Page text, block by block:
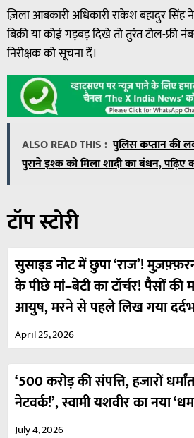
ज़िला आबकारी अधिकारी राकेश बहादुर
बिक्री या कोई गड़बड़ दिखे तो तुरंत टोल-फ्री
निरीक्षक को सूचना दें।
ALSO READ THIS : पुलिस कप्तान की
पुराने इश्क को मिला शादी का बंधन, पढ़िए
टॉप स्टोरी
सुसाइड नोट में छुपा ‘राज’!
के पीछे मां–बेटी का टॉर्चर! पैसों की
आयुष, मरने से पहले लिख गया
April 25, 2026
‘500 करोड़ की संपत्ति, हजारों
नेटवर्क!’, स्वामी यशवीर का नया
July 4, 2026